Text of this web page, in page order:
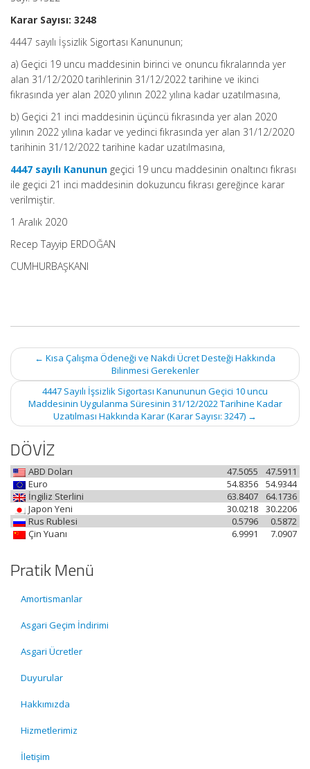
Karar Sayısı: 3248
4447 sayılı İşsizlik Sigortası Kanununun;
a) Geçici 19 uncu maddesinin birinci ve onuncu fıkralarında yer
alan 31/12/2020 tarihlerinin 31/12/2022 tarihine ve ikinci
fıkrasında yer alan 2020 yılının 2022 yılına kadar uzatılmasına,
b) Geçici 21 inci maddesinin üçüncü fıkrasında yer alan 2020
yılının 2022 yılına kadar ve yedinci fıkrasında yer alan 31/12/2020
tarihinin 31/12/2022 tarihine kadar uzatılmasına,
4447 sayılı Kanunun geçici 19 uncu maddesinin onaltıncı fıkrası
ile geçici 21 inci maddesinin dokuzuncu fıkrası gereğince karar
verilmiştir.
1 Aralık 2020
Recep Tayyip ERDOĞAN
CUMHURBAŞKANI
Post
navigation
← Kısa Çalışma Ödeneği ve Nakdi Ücret Desteği Hakkında
Bilinmesi Gerekenler
4447 Sayılı İşsizlik Sigortası Kanununun Geçici 10 uncu
Maddesinin Uygulanma Süresinin 31/12/2022 Tarihine Kadar
Uzatılması Hakkında Karar (Karar Sayısı: 3247) →
DÖVİZ
ABD Doları 47.5911
47.5055
Euro
54.9344
54.8356
İngiliz Sterlini
64.1736
63.8407
Japon Yeni
30.2206
30.0218
Rus Rublesi
0.5872
0.5796
Çin Yuanı
7.0907
6.9991
Pratik Menü
Amortismanlar
Asgari Geçim İndirimi
Asgari Ücretler
Duyurular
Hakkımızda
Hizmetlerimiz
İletişim